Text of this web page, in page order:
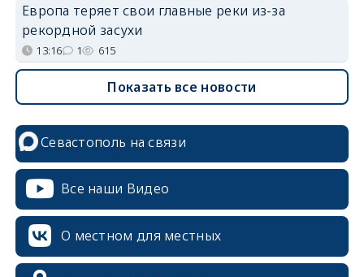
Европа теряет свои главные реки из-за
рекордной засухи
13:16 1 615
Показать все новости
Севастополь на связи
Все наши Видео
О местном для местных